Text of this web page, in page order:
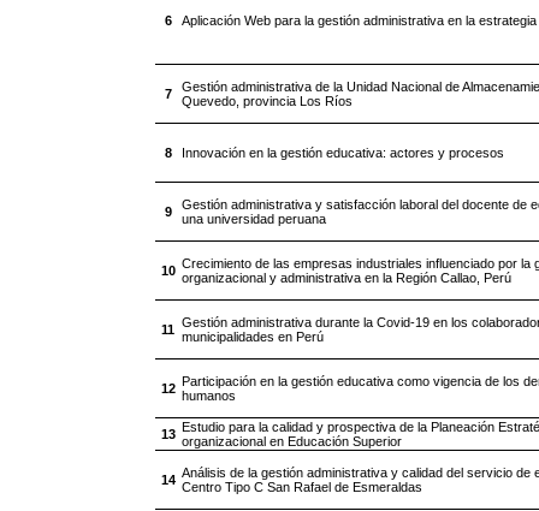
6 Aplicación Web para la gestión administrativa en la
7
Gestión administrativa de la Unidad Nacional de
Quevedo, provincia Los Ríos
8 Innovación en la gestión educativa: actores y procesos
9
Gestión administrativa y satisfacción laboral del docente de
una universidad peruana
10 Crecimiento de las empresas industriales influenciado por la
organizacional y administrativa en la Región Callao, Perú
11 Gestión administrativa durante la Covid-19 en los
municipalidades en Perú
12 Participación en la gestión educativa como vigencia de los
humanos
13 Estudio para la calidad y prospectiva de la Planeación
organizacional en Educación Superior
14 Análisis de la gestión administrativa y calidad del servicio de
Centro Tipo C San Rafael de Esmeraldas